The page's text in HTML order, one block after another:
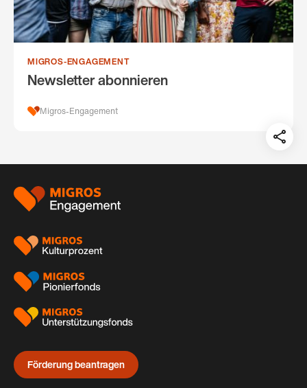
MIGROS-ENGAGEMENT
Newsletter abonnieren
Migros-Engagement
auf:
Footer
Förderung beantragen